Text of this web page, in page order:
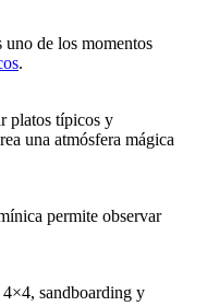
uno de los momentos
.
platos típicos y
una atmósfera mágica
permite observar
4×4, sandboarding y